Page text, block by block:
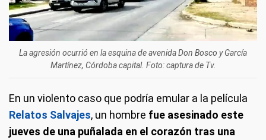
La agresión ocurrió en la esquina de avenida Don Bosco y García
Martínez, Córdoba capital. Foto: captura de Tv.
En un violento caso que podría emular a la película
Relatos Salvajes, un hombre fue asesinado este
jueves de una puñalada en el corazón tras una